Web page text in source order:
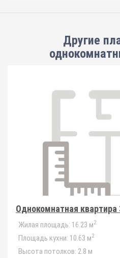
Другие
Однокомнатная квартира
Жилая площадь: 16.23 м2
Площадь кухни: 10.63 м2
Высота потолков: 2.8 м